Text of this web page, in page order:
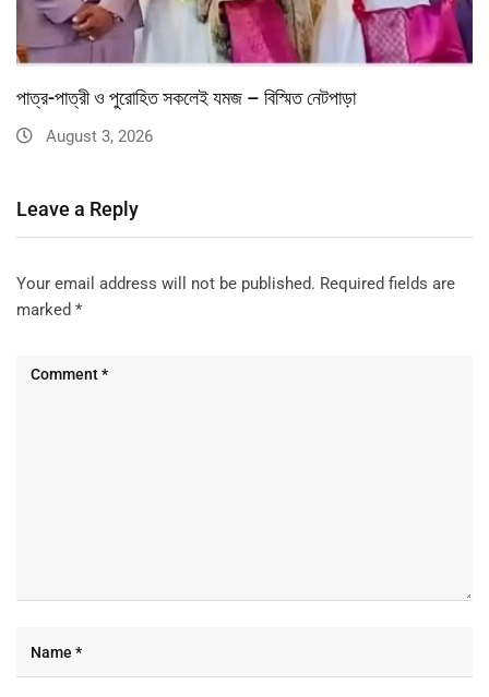
পাত্র-পাত্রী ও পুরোহিত সকলেই যমজ – বিস্মিত নেটপাড়া
August 3, 2026
Leave a Reply
Your email address will not be published. Required fields are
marked *